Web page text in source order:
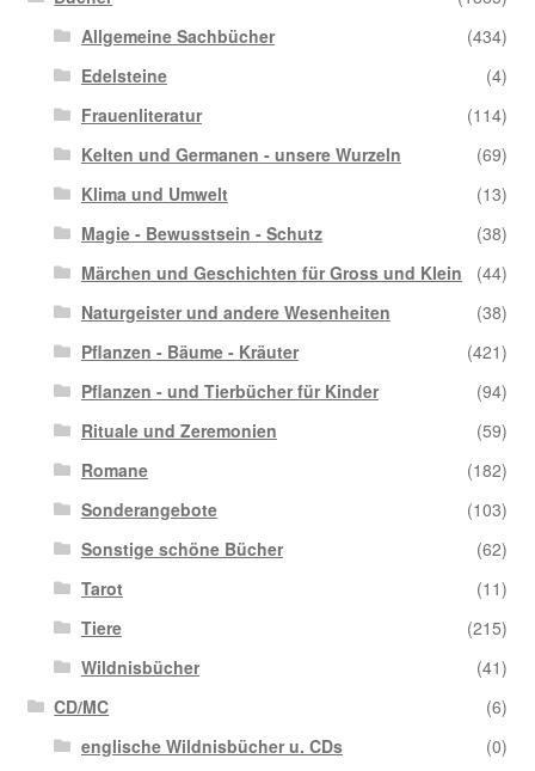
Allgemeine Sachbücher
(434)
Edelsteine
(4)
Frauenliteratur
(114)
Kelten und Germanen - unsere Wurzeln
(69)
Klima und Umwelt
(13)
Magie - Bewusstsein - Schutz
(38)
Märchen und Geschichten für Gross und Klein
(44)
Naturgeister und andere Wesenheiten
(38)
Pflanzen - Bäume - Kräuter
(421)
Pflanzen - und Tierbücher für Kinder
(94)
Rituale und Zeremonien
(59)
Romane
(182)
Sonderangebote
(103)
Sonstige schöne Bücher
(62)
Tarot
(11)
Tiere
(215)
Wildnisbücher
(41)
CD/MC
(6)
englische Wildnisbücher u. CDs
(0)